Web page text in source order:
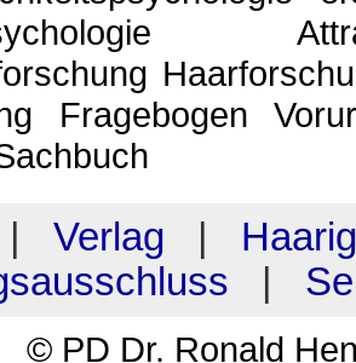
Fragebogen
Verlag
© PD Dr. Ronald